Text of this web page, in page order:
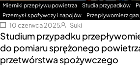
Mierniki przepływu powietrza Studia przypadków
Przemysł spożywczy i napojów
Przepływomierz
10 czerwca 2025 Suki
Studium przypadku
do pomiaru sprężonego
przetwórstwa spożywczego